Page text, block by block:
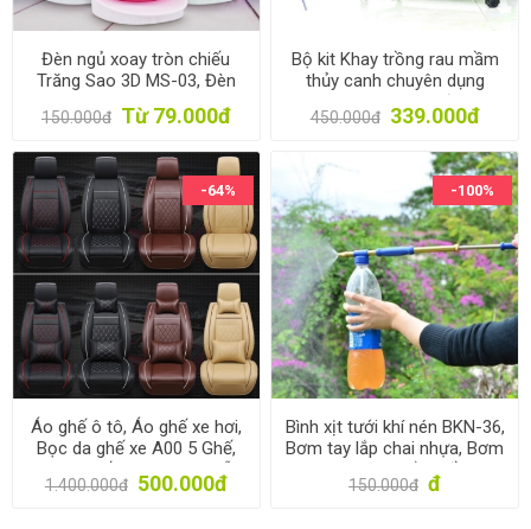
Đèn ngủ xoay tròn chiếu
Trăng Sao 3D MS-03, Đèn
trang trí cho bé, Đèn phòng
ngủ gia đình tự xoay
150.000đ Từ 79.000đ
Bộ kit Khay trồng rau mầm
thủy canh chuyên dụng
TKM-6.3, Khay, Giá đỡ, Vòi
xịt, Hạt giống
450.000đ 339.000đ
-64%
Áo ghế ô tô, Áo ghế xe hơi,
Bọc da ghế xe A00 5 Ghế,
Trùm ghế cho xe 4-5 chỗ
1.400.000đ 500.000đ
-100%
Bình xịt tưới khí nén BKN-36,
Bơm tay lắp chai nhựa, Bơm
phun sương bằng đồng
150.000đ đ